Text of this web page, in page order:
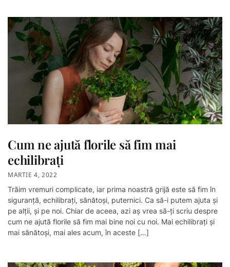
Cum ne ajută florile să fim mai
echilibrați
MARTIE 4, 2022
Trăim vremuri complicate, iar prima noastră grijă este să fim în
siguranță, echilibrați, sănătoși, puternici. Ca să-i putem ajuta și
pe alții, și pe noi. Chiar de aceea, azi aș vrea să-ți scriu despre
cum ne ajută florile să fim mai bine noi cu noi. Mai echilibrați și
mai sănătoși, mai ales acum, în aceste […]